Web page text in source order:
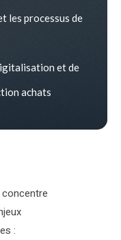
les processus de
et de
achats
: